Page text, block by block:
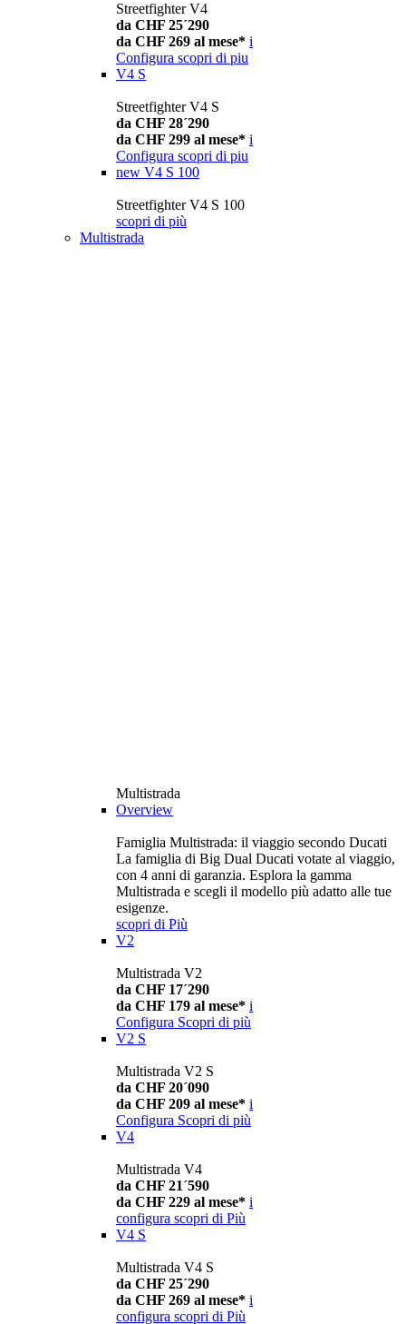
Streetfighter V4
da CHF 25´290
da CHF 269 al mese* i
Configura scopri di piu
V4 S
Streetfighter V4 S
da CHF 28´290
da CHF 299 al mese* i
Configura scopri di piu
new V4 S 100
Streetfighter V4 S 100
scopri di più
Multistrada
Multistrada
Overview
Famiglia Multistrada: il viaggio secondo Ducati
La famiglia di Big Dual Ducati votate al viaggio,
con 4 anni di garanzia. Esplora la gamma
Multistrada e scegli il modello più adatto alle tue
esigenze.
scopri di Più
V2
Multistrada V2
da CHF 17´290
da CHF 179 al mese* i
Configura Scopri di più
V2 S
Multistrada V2 S
da CHF 20´090
da CHF 209 al mese* i
Configura Scopri di più
V4
Multistrada V4
da CHF 21´590
da CHF 229 al mese* i
configura scopri di Più
V4 S
Multistrada V4 S
da CHF 25´290
da CHF 269 al mese* i
configura scopri di Più